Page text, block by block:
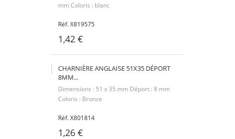
mm Coloris : blanc
Réf. X819575
1,42 €
CHARNIÈRE ANGLAISE 51X35 DÉPORT
8MM...
Dimensions : 51 x 35 mm Déport : 8 mm
Coloris : Bronze
Réf. X801814
1,26 €